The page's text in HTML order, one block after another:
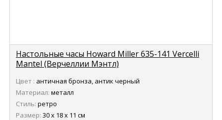
Настольные часы Howard Miller 635-141 Vercelli
Mantel (Верчеллии Мэнтл)
Цвет : античная бронза, антик черный
Материал: металл
Стиль: ретро
Размер: 30 х 18 х 11 см